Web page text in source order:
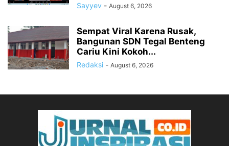
Sayyev - August 6, 2026
Sempat Viral Karena Rusak,
Bangunan SDN Tegal Benteng
Cariu Kini Kokoh...
Redaksi - August 6, 2026